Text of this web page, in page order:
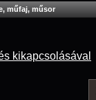
műfaj, műsor
kikapcsolásával